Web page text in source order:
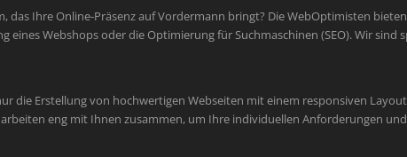
das Ihre Online-Präsenz auf Vordermann bringt? Die WebOptimisten
eines Webshops oder die Optimierung für Suchmaschinen (SEO). Wir
die Erstellung von hochwertigen Webseiten mit einem responsiven
eng mit Ihnen zusammen, um Ihre individuellen Anforderungen